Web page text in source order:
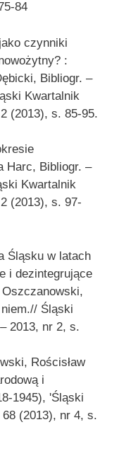
84
czynniki
:
Bibliogr. –
Kwartalnik
(2013), s. 85-95.
Harc, Bibliogr. –
Kwartalnik
(2013), s. 97-
Śląsku w latach
i dezintegrujące
Śląski
2013, nr 2, s.
Rościsław
i
1945), 'Śląski
(2013), nr 4, s.